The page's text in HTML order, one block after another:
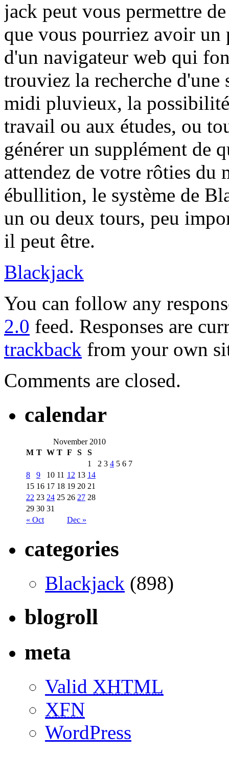
jack peut vous permettre
que vous pourriez avoir un
d'un navigateur web qui
trouviez la recherche d'une
midi pluvieux, la
travail ou aux études, ou
générer un supplément de
attendez de votre rôties du
ébullition, le système de
un ou deux tours, peu
il peut être.
Blackjack
You can follow any
2.0 feed. Responses are
trackback from your own
Comments are closed.
calendar
November 2010
M T W T F S S
« Oct Dec »
1 2 3 4 5 6 7
8
9 10 11 12 13 14
15 16 17 18 19 20 21
22 23 24 25 26 27 28
29 30 31
categories
Blackjack (898)
blogroll
meta
Valid XHTML
XFN
WordPress